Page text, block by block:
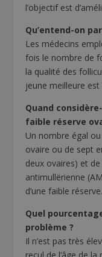
l’objectif est
Qu’entend-on
Les médecins
fois le nombre de
la qualité des
jeune meilleure
Quand
faible réserve
Un nombre égal
ovaire ou de sept
deux ovaires) et
antimullërienne
d’une faible réserve.
Quel
problème ?
Il n’est pas très